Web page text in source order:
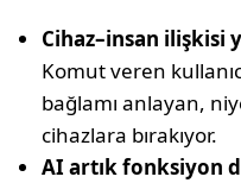
Cihaz–insan ilişkisi
Komut veren
bağlamı anlayan,
cihazlara bırakıyor.
AI artık fonksiyon